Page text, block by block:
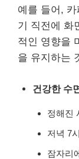
예를 들어,
기 직전에 화
적인 영향을
을 유지하는
건강한 수
정해진
저녁 7
잠자리